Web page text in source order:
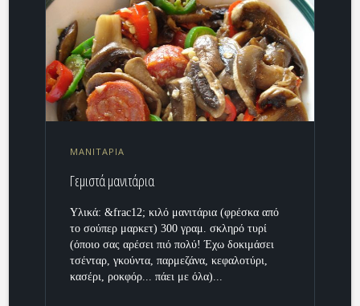
ΜΑΝΙΤΑΡΙΑ
Γεμιστά μανιτάρια
Υλικά: &frac12; κιλό μανιτάρια (φρέσκα από
το σούπερ μαρκετ) 300 γραμ. σκληρό τυρί
(όποιο σας αρέσει πιό πολύ! Έχω δοκιμάσει
τσένταρ, γκούντα, παρμεζάνα, κεφαλοτύρι,
κασέρι, ροκφόρ... πάει με όλα)...